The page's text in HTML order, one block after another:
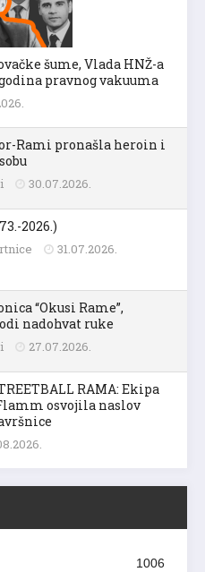
šume, Vlada HNŽ-a
pravnog vakuuma
Rami pronašla heroin i
30.07.2026.
2026.)
31.07.2026.
“Okusi Rame”,
nadohvat ruke
27.07.2026.
RAMA: Ekipa
osvojila naslov
1006